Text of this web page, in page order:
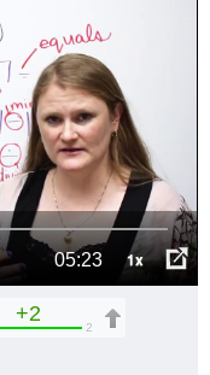
05:23 1x
+2
2